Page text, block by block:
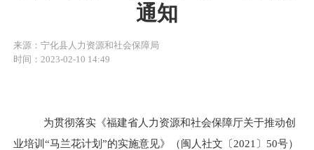
通知
来源：宁化县人力资源和社会保障局
时间：2023-02-10 14:49
为贯彻落实《福建省人力资源和社会保障厅关于推动创
业培训“马兰花计划”的实施意见》（闽人社文〔2021 〕 50号）